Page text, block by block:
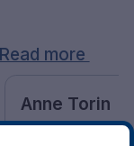
Read more
Anne Torin
14 January 2026